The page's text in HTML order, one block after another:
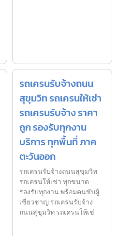
รถเครนรับจ้างถนน
สุขุมวิท รถเครนให้เช่า
รถเครนรับจ้าง ราคา
ถูก รองรับทุกงาน
บริการ ทุกพื้นที่ ภาค
ตะวันออก
รถเครนรับจ้างถนนสุขุมวิท
รถเครนให้เช่า ทุกขนาด
รองรับทุกงาน พร้อมคนขับผู้
เชี่ยวชาญ รถเครนรับจ้าง
ถนนสุขุมวิท รถเครนให้เช่